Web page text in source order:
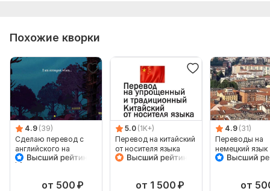
Похожие кворки
4.9 (39)
Сделаю перевод с
английского на
русский
от 500 ₽
5.0 (1K+)
Перевод на китайский
от носителя языка
от 1 500 ₽
4.9 (31)
Переводы на
немецкий язык
от